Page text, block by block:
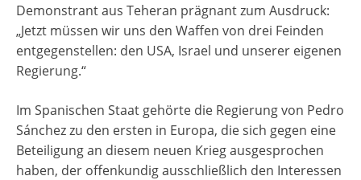
Demonstrant aus Teheran prägnant zum Ausdruck:
„Jetzt müssen wir uns den Waffen von drei Feinden
entgegenstellen: den USA, Israel und unserer eigenen
Regierung.“
Im Spanischen Staat gehörte die Regierung von Pedro
Sánchez zu den ersten in Europa, die sich gegen eine
Beteiligung an diesem neuen Krieg ausgesprochen
haben, der offenkundig ausschließlich den Interessen